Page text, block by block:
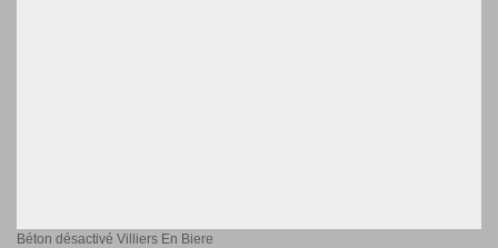
Béton désactivé Villiers En Biere